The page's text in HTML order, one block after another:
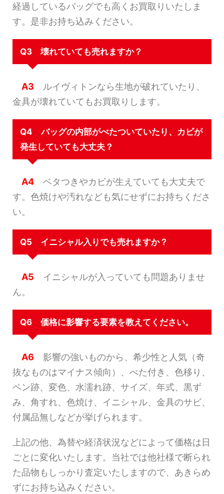
経過しているバッグでも高くお買取りいたしま
す。是非お持ち込みください。
Q3 壊れていても売れますか？
A3 ルイヴィトンなら生地が破れていたり、
金具が壊れていてもお買取りします。
Q4 バッグの内部がべたついていたり、カビが
発生していても大丈夫？
A4 ベタつきやカビが生えていても大丈夫で
す。色焼けや汚れなども気にせずにお持ちくださ
い。
Q5 イニシャル入りでも売れますか？
A5 イニシャルが入っていても問題ありませ
ん。
Q6 価格に影響する要素を教えてください。
A6 影響の強いものから、希少性と人気（奇
抜なものはマイナス傾向）、べた付き、色移り、
ペン跡、変色、水濡れ跡、サイズ、年式、黒ず
み、角すれ、色焼け、イニシャル、金具のサビ、
付属品無しなどが挙げられます。
上記の他、為替や経済状況などによって価格は日
ごとに変化いたします。当社では他社様で断られ
た品物もしっかり査定いたしますので、あきらめ
ずにお持ち込みください。